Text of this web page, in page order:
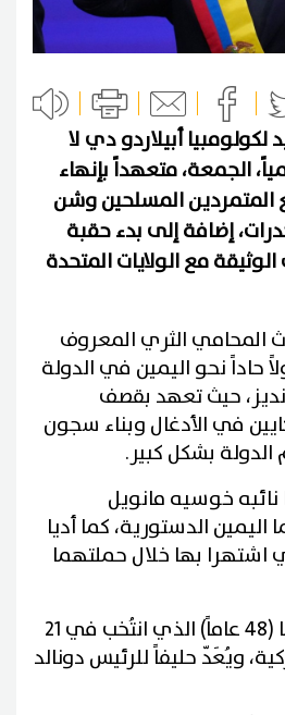
أبيلاردو دي لا
الجمعة، متعهداً بإنهاء
المتمردين المسلحين وشن
إضافة إلى بدء حقبة
مع الولايات المتحدة
المحامي الثري المعروف
حاداً نحو اليمين في الدولة
حيث تعهد بقصف
في الأدغال وبناء سجون
بشكل كبير.
خوسيه مانويل
اليمين الدستورية، كما أديا
اشتهرا بها خلال حملتهما
ويحمل دي لا إسبرييا (48 عاماً) الذي انتُخب في 21
ويُعَدّ حليفاً للرئيس دونالد